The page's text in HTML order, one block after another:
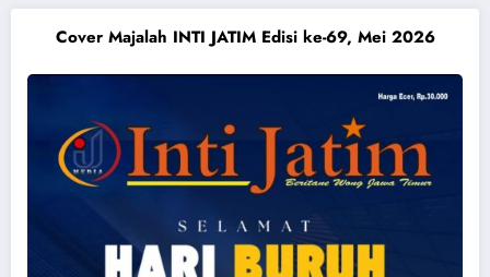
Cover Majalah INTI JATIM Edisi ke-69, Mei 2026